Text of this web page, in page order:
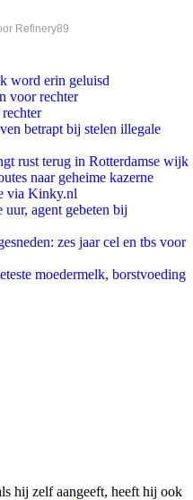
Refinery89
word erin geluisd
voor rechter
betrapt bij stelen illegale
rust terug in Rotterdamse wijk
naar geheime kazerne
via Kinky.nl
agent gebeten bij
zes jaar cel en tbs voor
moedermelk, borstvoeding
hij zelf aangeeft, heeft hij ook